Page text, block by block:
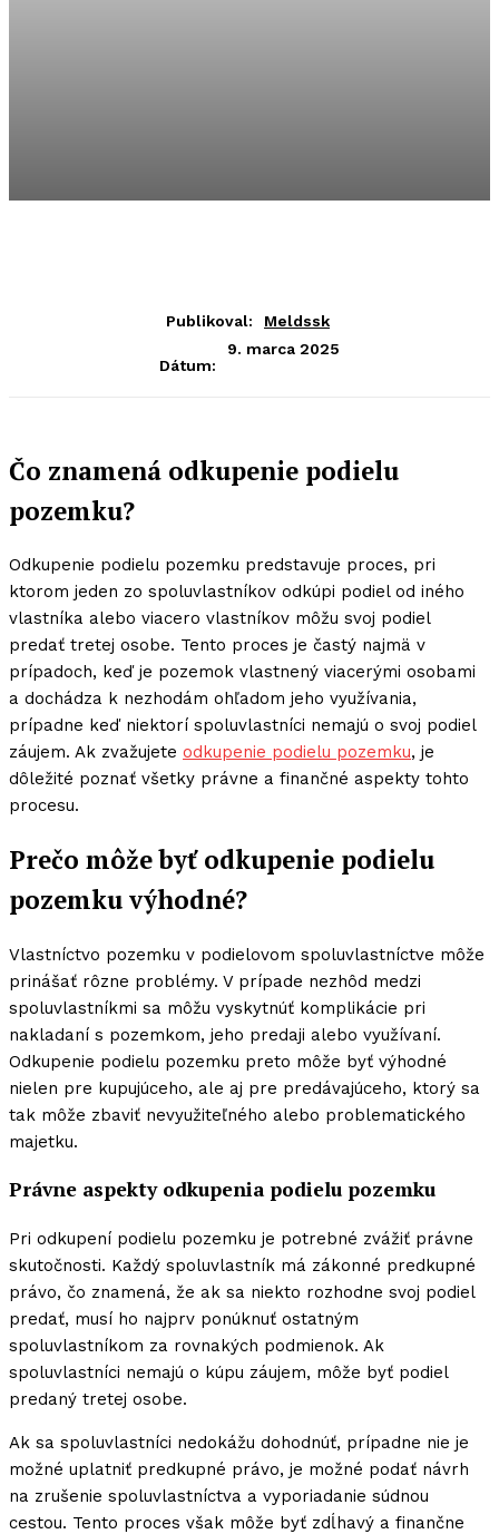
Publikoval: Meldssk
Dátum:
9. marca 2025
Čo znamená odkupenie podielu
pozemku?
Odkupenie podielu pozemku predstavuje proces, pri
ktorom jeden zo spoluvlastníkov odkúpi podiel od iného
vlastníka alebo viacero vlastníkov môžu svoj podiel
predať tretej osobe. Tento proces je častý najmä v
prípadoch, keď je pozemok vlastnený viacerými osobami
a dochádza k nezhodám ohľadom jeho využívania,
prípadne keď niektorí spoluvlastníci nemajú o svoj podiel
záujem. Ak zvažujete odkupenie podielu pozemku, je
dôležité poznať všetky právne a finančné aspekty tohto
procesu.
Prečo môže byť odkupenie podielu
pozemku výhodné?
Vlastníctvo pozemku v podielovom spoluvlastníctve môže
prinášať rôzne problémy. V prípade nezhôd medzi
spoluvlastníkmi sa môžu vyskytnúť komplikácie pri
nakladaní s pozemkom, jeho predaji alebo využívaní.
Odkupenie podielu pozemku preto môže byť výhodné
nielen pre kupujúceho, ale aj pre predávajúceho, ktorý sa
tak môže zbaviť nevyužiteľného alebo problematického
majetku.
Právne aspekty odkupenia podielu pozemku
Pri odkupení podielu pozemku je potrebné zvážiť právne
skutočnosti. Každý spoluvlastník má zákonné predkupné
právo, čo znamená, že ak sa niekto rozhodne svoj podiel
predať, musí ho najprv ponúknuť ostatným
spoluvlastníkom za rovnakých podmienok. Ak
spoluvlastníci nemajú o kúpu záujem, môže byť podiel
predaný tretej osobe.
Ak sa spoluvlastníci nedokážu dohodnúť, prípadne nie je
možné uplatniť predkupné právo, je možné podať návrh
na zrušenie spoluvlastníctva a vyporiadanie súdnou
cestou. Tento proces však môže byť zdĺhavý a finančne